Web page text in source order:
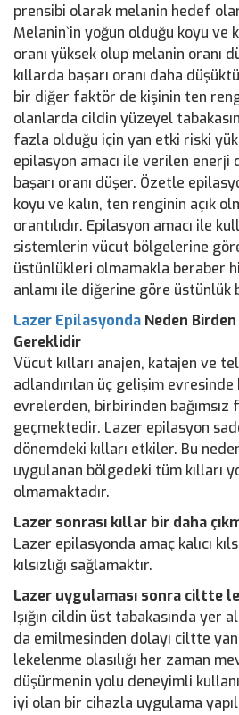
prensibi olarak melanin hedef
Melanin`in yoğun olduğu koyu ve
oranı yüksek olup melanin oranı
kıllarda başarı oranı daha
bir diğer faktör de kişinin ten
olanlarda cildin yüzeyel
fazla olduğu için yan etki riski
epilasyon amacı ile verilen enerji
başarı oranı düşer. Özetle
koyu ve kalın, ten renginin açık
orantılıdır. Epilasyon amacı ile
sistemlerin vücut bölgelerine
üstünlükleri olmamakla beraber
anlamı ile diğerine göre
Lazer Epilasyonda Neden
Gereklidir
Vücut kılları anajen, katajen ve
adlandırılan üç gelişim evresinde
evrelerden, birbirinden bağımsız
geçmektedir. Lazer epilasyon
dönemdeki kılları etkiler. Bu
uygulanan bölgedeki tüm kılları
olmamaktadır.
Lazer sonrası kıllar bir daha
Lazer epilasyonda amaç kalıcı
kılsızlığı sağlamaktır.
Lazer uygulaması sonra ciltte
Işığın cildin üst tabakasında yer
da emilmesinden dolayı ciltte
lekelenme olasılığı her zaman
düşürmenin yolu deneyimli
iyi olan bir cihazla uygulama